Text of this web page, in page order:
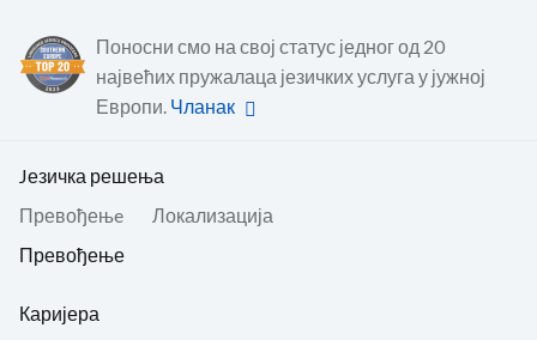
Поносни смо на свој статус једног од 20
највећих пружалаца језичких услуга у јужној
Европи. Чланак
Jезичка решења
Превођењe
Локализација
Превођење
Каријера